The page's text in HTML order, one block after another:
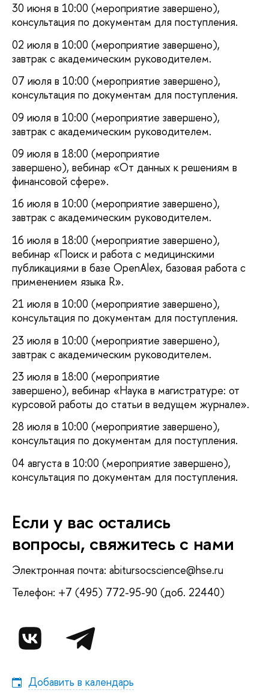
30 июня в 10:00 (мероприятие завершено),
консультация по документам для поступления.
02 июля в 10:00 (мероприятие завершено),
завтрак с академическим руководителем.
07 июля в 10:00 (мероприятие завершено),
консультация по документам для поступления.
09 июля в 10:00 (мероприятие завершено),
завтрак с академическим руководителем.
09 июля в 18:00 (мероприятие
завершено), вебинар «От данных к решениям в
финансовой сфере».
16 июля в 10:00 (мероприятие завершено),
завтрак с академическим руководителем.
16 июля в 18:00 (мероприятие завершено),
вебинар «Поиск и работа с медицинскими
публикациями в базе OpenAlex, базовая работа с
применением языка R».
21 июля в 10:00 (мероприятие завершено),
консультация по документам для поступления.
23 июля в 10:00 (мероприятие завершено),
завтрак с академическим руководителем.
23 июля в 18:00 (мероприятие
завершено), вебинар «Наука в магистратуре: от
курсовой работы до статьи в ведущем журнале».
28 июля в 10:00 (мероприятие завершено),
консультация по документам для поступления.
04 августа в 10:00 (мероприятие завершено),
консультация по документам для поступления.
Если у вас остались
вопросы, свяжитесь с нами
Электронная почта: abitursocscience@hse.ru
Телефон: +7 (495) 772-95-90 (доб. 22440)
Добавить в календарь